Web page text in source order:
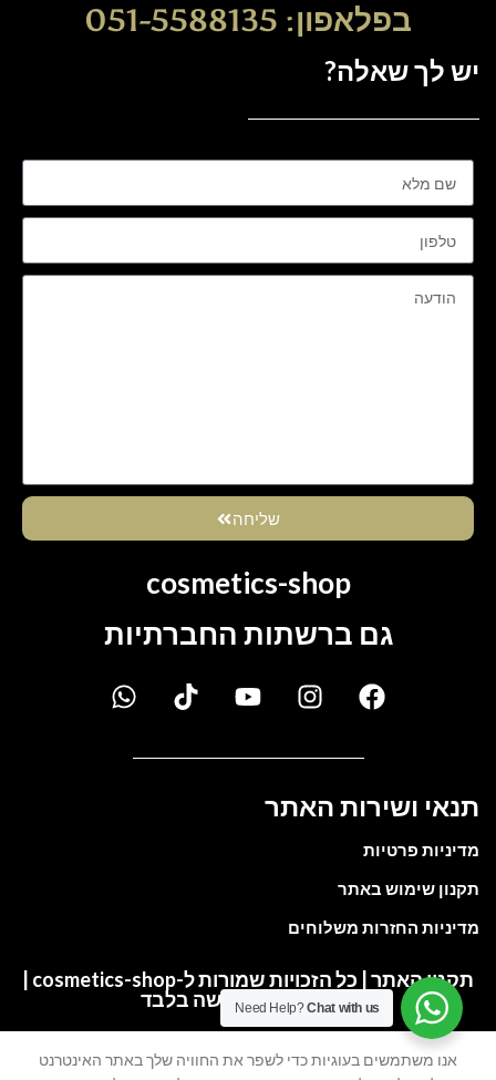
בפלאפון: 051-5588135
יש לך שאלה?
שליחה
cosmetics-shop
גם ברשתות החברתיות
תנאי ושירות האתר
מדיניות פרטיות
תקנון שימוש באתר
מדיניות החזרות משלוחים
התמונות להמחשה בלבד
Cart
My account
אנו משתמשים בעוגיות כדי לשפר את החוויה שלך באתר האינטרנט
Need Help?Chat with us